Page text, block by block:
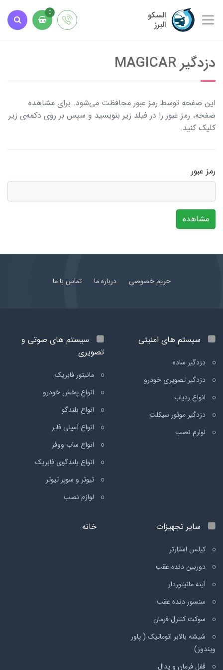
السکو
البرز
0
دزدگیر MAGICAR
این صفحه توسط رمز عبور محافظت می‌شود. برای مشاهده
صفحه، رمز عبور را در فیلد زیر بنویسید و سپس بر روی دکمه‌ی زیر
کلیک کنید.
رمز عبور
مشاهده
حریم خصوصی درباره ما تماس با ما
سیستم های امنیتی
دزدگیر ساده
دزدگیر تصویری خودرو
انواع ردیاب
دزدگیر موتور سیکلت
لوازم نصب
سیستم های صوتی و
تصویری
مانیتور فابریک
انواع پخش خودرو
انواع بلندگو
انواع آمپلی فایر
انواع ساب ووفر
انواع بلندگوی فابریک
تیوتر و سوپر تیوتر
لوازم نصب
سایر تجهیزات
کیلس استارتر
دوربین دنده عقب
آینه مانیتوردار
سنسور دنده عقب
سوکت کنترل فرمان
شیشه بالابر اتوماتیک ( پاور
ویندوز)
قفل فرمان و پدال
خانه